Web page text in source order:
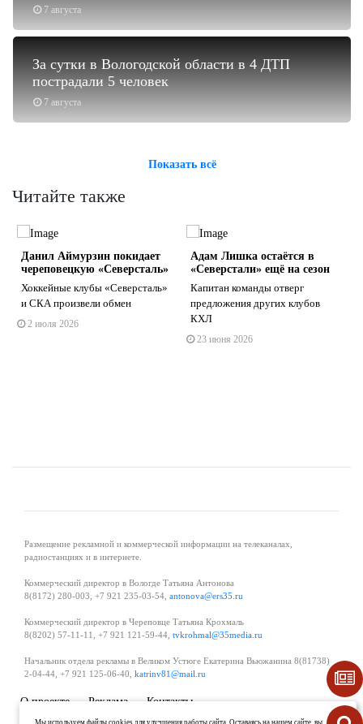
7 августа
7 августа
За сутки в Вологодской области в 4 ДТП
пострадали 5 человек
Показать всё
Читайте также
Данил Аймурзин покидает
череповецкую «Северсталь»
️Хоккейные клубы «Северсталь»
и СКА произвели обмен
2 июля 2026
Адам Лишка остаётся в
«Северстали» ещё на сезон
Капитан команды отверг
предложения других клубов
КХЛ
23 июня 2026
Размещение рекламной и коммерческой информации на телеканалах,
радиостанциях и в интернете.
Коммерческий директор в Вологде Татьяна Антонова
8(8172) 280-003, +7 921 235-03-54, antonova@ers35.ru
Коммерческий директор в Череповце Татьяна Крохмаль
8(8202) 57-11-11, +7 921 121-59-44, tvkrohmal@35media.ru
Начальник отдела рекламы в Великом Устюге Екатерина Вьюжанина 8(81738)
2-04-44, +7 921 125-06-40, katrinv81@mail.ru
О проекте Реклама
Контакты
Политика в области обработки и защиты персональных данных
Мы используем файлы cookies для улучшения работы сайта. Оставаясь на нашем сайте, вы